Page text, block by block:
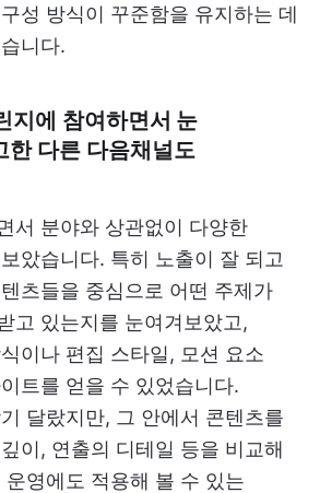
성 방식이 꾸준함을 유지하는 데
니다.
지에 참여하면서 눈
한 다른 다음채널도
서 분야와 상관없이 다양한
았습니다. 특히 노출이 잘 되고
츠들을 중심으로 어떤 주제가
고 있는지를 눈여겨보았고,
이나 편집 스타일, 모션 요소
트를 얻을 수 있었습니다.
달랐지만, 그 안에서 콘텐츠를
이, 연출의 디테일 등을 비교해
운영에도 적용해 볼 수 있는